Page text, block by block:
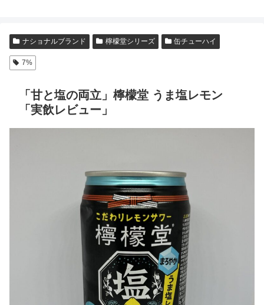
ナショナルブランド 檸檬堂シリーズ 缶チューハイ
7%
「甘と塩の両立」檸檬堂 うま塩レモン
「実飲レビュー」